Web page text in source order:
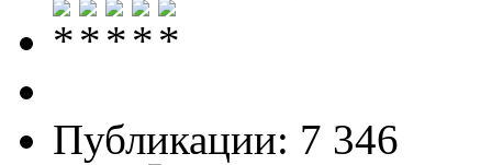
Публикации: 7 346